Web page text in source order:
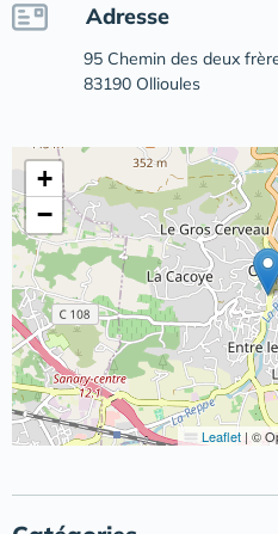
Adresse
95 Chemin des deux
83190 Ollioules
+
−
Leaflet | ©